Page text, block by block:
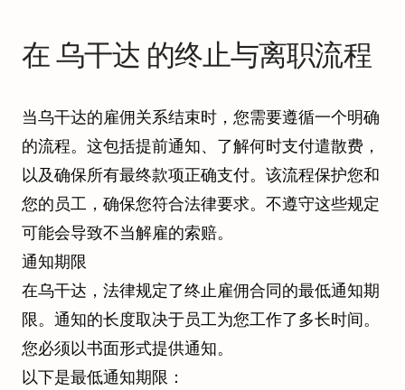
在 乌干达 的终止与离职流程
当乌干达的雇佣关系结束时，您需要遵循一个明确
的流程。这包括提前通知、了解何时支付遣散费，
以及确保所有最终款项正确支付。该流程保护您和
您的员工，确保您符合法律要求。不遵守这些规定
可能会导致不当解雇的索赔。
通知期限
在乌干达，法律规定了终止雇佣合同的最低通知期
限。通知的长度取决于员工为您工作了多长时间。
您必须以书面形式提供通知。
以下是最低通知期限：